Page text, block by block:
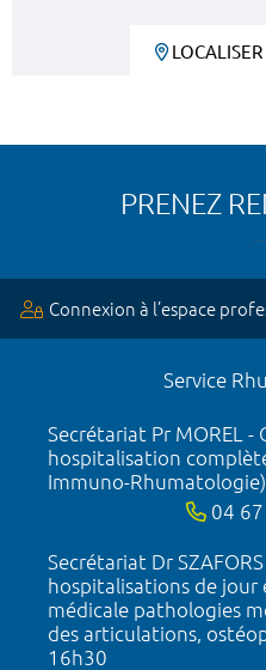
LOCALISER
PRENEZ
Connexion à l’espace
Service
Secrétariat Pr MOREL -
hospitalisation
Immuno-
04 67
Secrétariat Dr
hospitalisations de jour
médicale pathologies
des articulations,
16h30